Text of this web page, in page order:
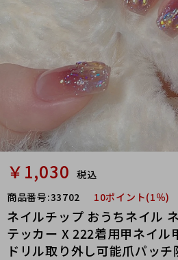
￥1,030 税込
商品番号:33702 10ポイント(1％)
ネイルチップ おうちネイル
テッカー X 222着用甲ネイル
ドリル取り外し可能爪パッ